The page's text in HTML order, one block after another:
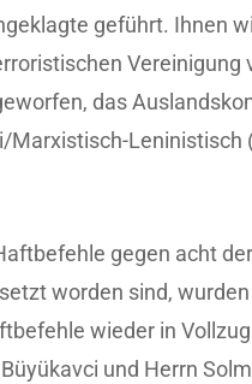
geführt. Ihnen
Vereinigung
das
Marxistisch-Leninistisch
gegen acht
worden sind,
wieder in
und Herrn